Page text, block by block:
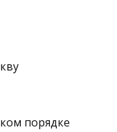
порядке